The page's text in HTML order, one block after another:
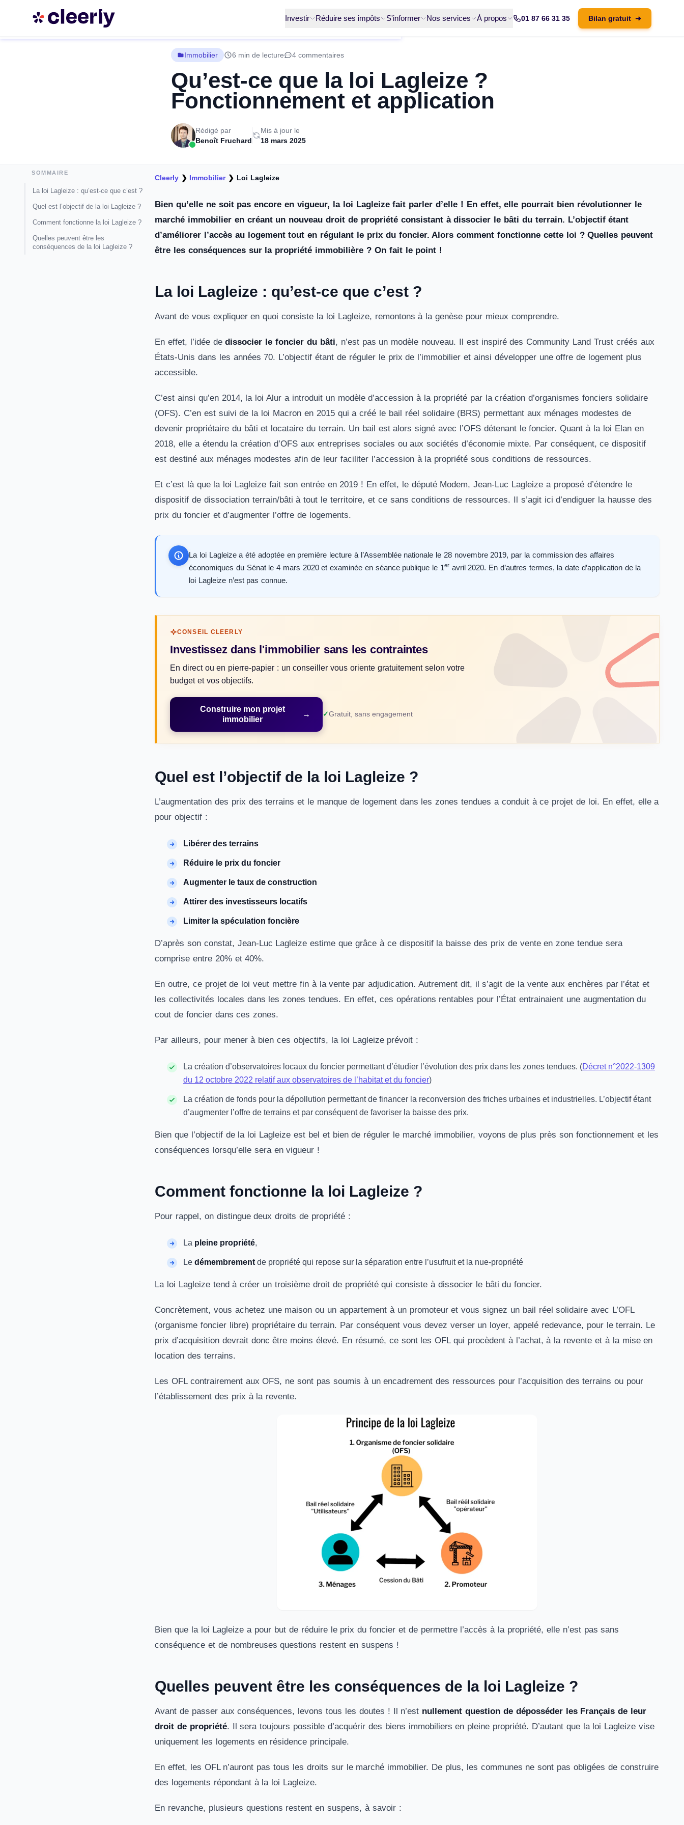
Investir Réduire ses impôts S'informer Nos services À propos 01 87 66 31 35 Bilan gratuit ➜
Immobilier 6 min de lecture 4 commentaires
Qu’est-ce que la loi Lagleize ?
Fonctionnement et application
Rédigé par
Benoît Fruchard
Mis à jour le
18 mars 2025
SOMMAIRE
La loi Lagleize : qu’est-ce que c’est ?
Quel est l’objectif de la loi Lagleize ?
Comment fonctionne la loi Lagleize ?
Quelles peuvent être les
conséquences de la loi Lagleize ?
Cleerly ❯ Immobilier❯ Loi Lagleize
Bien qu’elle ne soit pas encore en vigueur, la loi Lagleize fait parler d’elle ! En effet, elle pourrait bien révolutionner le
marché immobilier en créant un nouveau droit de propriété consistant à dissocier le bâti du terrain. L’objectif étant
d’améliorer l’accès au logement tout en régulant le prix du foncier. Alors comment fonctionne cette loi ? Quelles peuvent
être les conséquences sur la propriété immobilière ? On fait le point !
La loi Lagleize : qu’est-ce que c’est ?
Avant de vous expliquer en quoi consiste la loi Lagleize, remontons à la genèse pour mieux comprendre.
En effet, l’idée dedissocier le foncier du bâti, n’est pas un modèle nouveau. Il est inspiré des Community Land Trust créés aux
États-Unis dans les années 70. L’objectif étant de réguler le prix de l’immobilier et ainsi développer une offre de logement plus
accessible.
C’est ainsi qu’en 2014, la loi Alur a introduit un modèle d’accession à la propriété par la création d’organismes fonciers solidaire
(OFS). C’en est suivi de la loi Macron en 2015 qui a créé le bail réel solidaire (BRS) permettant aux ménages modestes de
devenir propriétaire du bâti et locataire du terrain. Un bail est alors signé avec l’OFS détenant le foncier. Quant à la loi Elan en
2018, elle a étendu la création d’OFS aux entreprises sociales ou aux sociétés d’économie mixte. Par conséquent, ce dispositif
est destiné aux ménages modestes afin de leur faciliter l’accession à la propriété sous conditions de ressources.
Et c’est là que la loi Lagleize fait son entrée en 2019 ! En effet, le député Modem, Jean-Luc Lagleize a proposé d’étendre le
dispositif de dissociation terrain/bâti à tout le territoire, et ce sans conditions de ressources. Il s’agit ici d’endiguer la hausse des
prix du foncier et d’augmenter l’offre de logements.
La loi Lagleize a été adoptée en première lecture à l’Assemblée nationale le 28 novembre 2019, par la commission des affaires
économiques du Sénat le 4 mars 2020 et examinée en séance publique le 1eravril 2020. En d’autres termes, la date d’application de la
loi Lagleize n’est pas connue.
CONSEIL CLEERLY
Investissez dans l'immobilier sans les contraintes
En direct ou en pierre-papier : un conseiller vous oriente gratuitement selon votre
budget et vos objectifs.
Construire mon projet
immobilier
→ Gratuit, sans engagement
Quel est l’objectif de la loi Lagleize ?
L’augmentation des prix des terrains et le manque de logement dans les zones tendues a conduit à ce projet de loi. En effet, elle a
pour objectif :
Libérer des terrains
Réduire le prix du foncier
Augmenter le taux de construction
Attirer des investisseurs locatifs
Limiter la spéculation foncière
D’après son constat, Jean-Luc Lagleize estime que grâce à ce dispositif la baisse des prix de vente en zone tendue sera
comprise entre 20% et 40%.
En outre, ce projet de loi veut mettre fin à la vente par adjudication. Autrement dit, il s’agit de la vente aux enchères par l’état et
les collectivités locales dans les zones tendues. En effet, ces opérations rentables pour l’État entrainaient une augmentation du
cout de foncier dans ces zones.
Par ailleurs, pour mener à bien ces objectifs, la loi Lagleize prévoit :
La création d’observatoires locaux du foncier permettant d’étudier l’évolution des prix dans les zones tendues. (Décret n°2022-1309
du 12 octobre 2022 relatif aux observatoires de l’habitat et du foncier)
La création de fonds pour la dépollution permettant de financer la reconversion des friches urbaines et industrielles. L’objectif étant
d’augmenter l’offre de terrains et par conséquent de favoriser la baisse des prix.
Bien que l’objectif de la loi Lagleize est bel et bien de réguler le marché immobilier, voyons de plus près son fonctionnement et les
conséquences lorsqu’elle sera en vigueur !
Comment fonctionne la loi Lagleize ?
Pour rappel, on distingue deux droits de propriété :
La pleine propriété,
Le démembrement de propriété qui repose sur la séparation entre l’usufruit et la nue-propriété
La loi Lagleize tend à créer un troisième droit de propriété qui consiste à dissocier le bâti du foncier.
Concrètement, vous achetez une maison ou un appartement à un promoteur et vous signez un bail réel solidaire avec L’OFL
(organisme foncier libre) propriétaire du terrain. Par conséquent vous devez verser un loyer, appelé redevance, pour le terrain. Le
prix d’acquisition devrait donc être moins élevé. En résumé, ce sont les OFL qui procèdent à l’achat, à la revente et à la mise en
location des terrains.
Les OFL contrairement aux OFS, ne sont pas soumis à un encadrement des ressources pour l’acquisition des terrains ou pour
l’établissement des prix à la revente.
Bien que la loi Lagleize a pour but de réduire le prix du foncier et de permettre l’accès à la propriété, elle n’est pas sans
conséquence et de nombreuses questions restent en suspens !
Quelles peuvent être les conséquences de la loi Lagleize ?
Avant de passer aux conséquences, levons tous les doutes ! Il n’est nullement question de déposséder les Français de leur
droit de propriété. Il sera toujours possible d’acquérir des biens immobiliers en pleine propriété. D’autant que la loi Lagleize vise
uniquement les logements en résidence principale.
En effet, les OFL n’auront pas tous les droits sur le marché immobilier. De plus, les communes ne sont pas obligées de construire
des logements répondant à la loi Lagleize.
En revanche, plusieurs questions restent en suspens, à savoir :